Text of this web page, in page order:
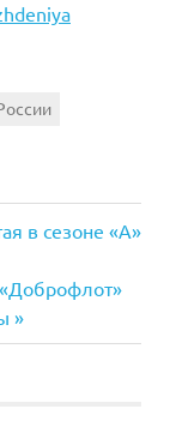
в сезоне «А»